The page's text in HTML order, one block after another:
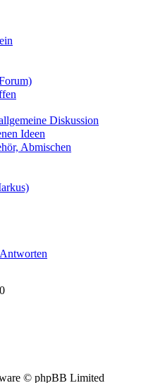
Diskussion
Ideen
Abmischen
© phpBB Limited